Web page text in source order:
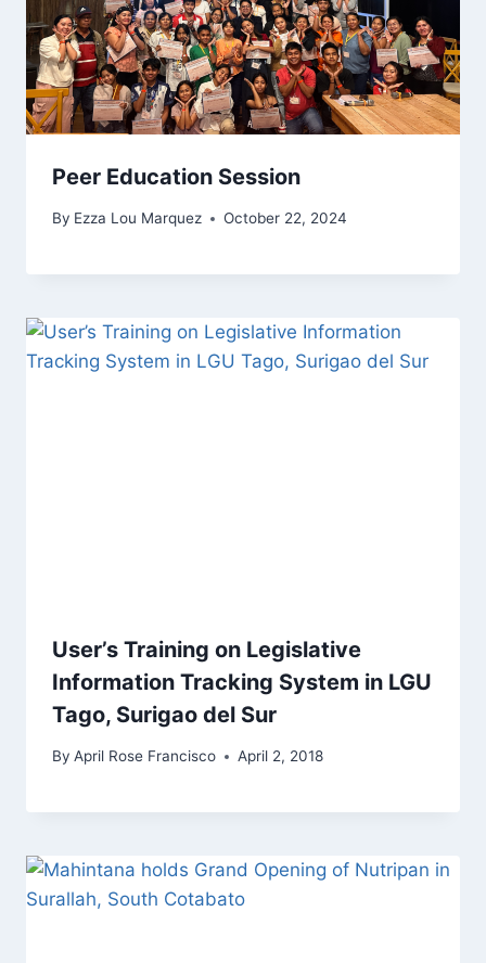
Peer Education Session
By Ezza Lou Marquez October 22, 2024
User’s Training on Legislative
Information Tracking System in LGU
Tago, Surigao del Sur
By April Rose Francisco April 2, 2018